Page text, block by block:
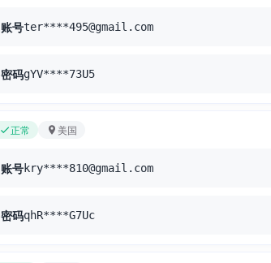
账号ter****495@gmail.com
密码gYV****73U5
正常 美国
账号kry****810@gmail.com
密码qhR****G7Uc